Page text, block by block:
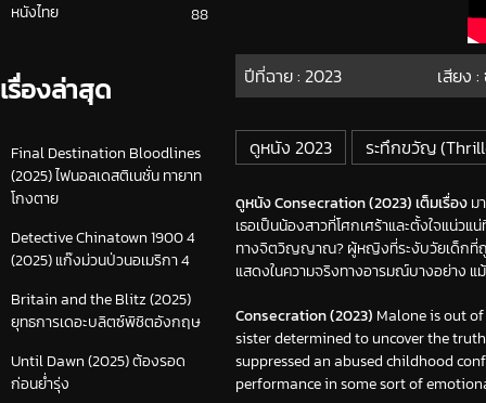
หนังไทย
88
เรื่องล่าสุด
Final Destination Bloodlines
(2025) ไฟนอลเดสติเนชั่น ทายาท
โกงตาย
Detective Chinatown 1900 4
(2025) แก๊งม่วนป่วนอเมริกา 4
Britain and the Blitz (2025)
ยุทธการเดอะบลิตซ์พิชิตอังกฤษ
Until Dawn (2025) ต้องรอด
ก่อนย่ำรุ่ง
ปีที่ฉาย : 2023 เสียง
ดูหนัง 2023 ระทึกขวัญ
ดูหนัง Consecration (2023) เต็มเรื่องม
เธอเป็นน้องสาวที่โศกเศร้าและตั้งใจแน่
ทางจิตวิญญาณ? ผู้หญิงที่ระงับวัยเด็กที่ถูก
แสดงในความจริงทางอารมณ์บางอย่าง
Consecration (2023) Malone is out
sister determined to uncover the
suppressed an abused childhood
performance in some sort of